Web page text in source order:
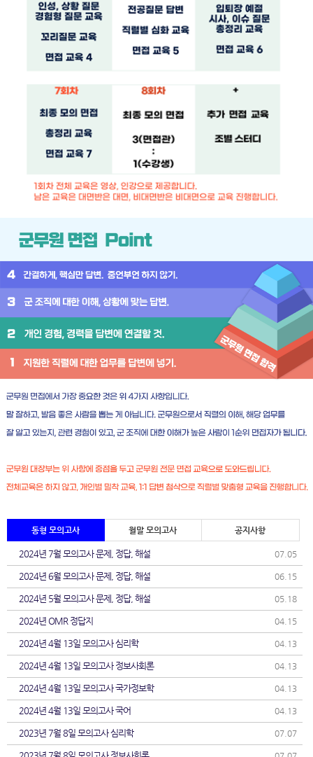
동형 모의고사 월말 모의고사 공지사항
2024년 7월 모의고사 문제, 정답, 해설 07.05
2024년 6월 모의고사 문제, 정답, 해설 06.15
2024년 5월 모의고사 문제, 정답, 해설 05.18
2024년 OMR 정답지 04.15
2024년 4월 13일 모의고사 심리학 04.13
2024년 4월 13일 모의고사 정보사회론 04.13
2024년 4월 13일 모의고사 국가정보학 04.13
2024년 4월 13일 모의고사 국어 04.13
2023년 7월 8일 모의고사 심리학 07.07